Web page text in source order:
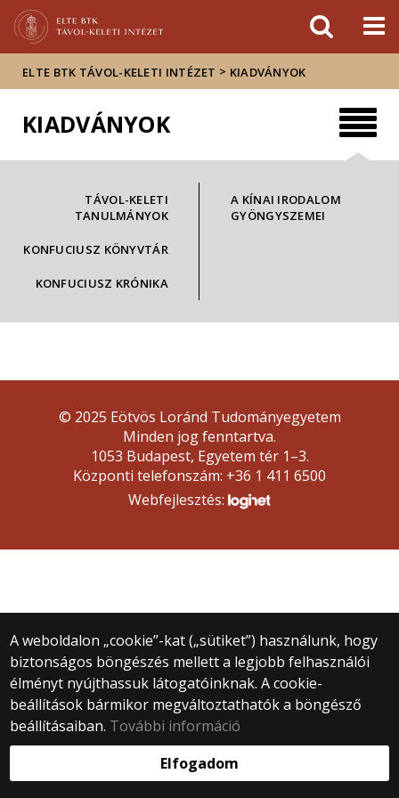
sajtóban
ELTE BTK TÁVOL-KELETI INTÉZET > KIADVÁNYOK
KIADVÁNYOK
TÁVOL-KELETI
TANULMÁNYOK
KONFUCIUSZ KÖNYVTÁR
KONFUCIUSZ KRÓNIKA
A KÍNAI IRODALOM
GYÖNGYSZEMEI
A weboldalon „cookie”-kat („sütiket”) használunk, hogy
biztonságos böngészés mellett a legjobb felhasználói
élményt nyújthassuk látogatóinknak. A cookie-
beállítások bármikor megváltoztathatók a böngésző
beállításaiban. További információ
Elfogadom
© 2025 Eötvös Loránd Tudományegyetem
Minden jog fenntartva.
1053 Budapest, Egyetem tér 1–3.
Központi telefonszám: +36 1 411 6500
Webfejlesztés: